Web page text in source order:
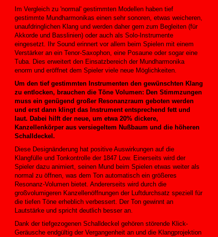
Im Vergleich zu 'normal' gestimmten Modellen haben tief
gestimmte Mundharmonikas einen sehr sonoren, etwas weicheren,
unaufdringlichen Klang und werden daher gern zum Begleiten (für
Akkorde und Basslinien) oder auch als Solo-Instrumente
eingesetzt. Ihr Sound erinnert vor allem beim Spielen mit einem
Verstärker an ein Tenor-Saxophon, eine Posaune oder sogar eine
Tuba. Dies erweitert den Einsatzbereich der Mundharmonika
enorm und eröffnet dem Spieler viele neue Möglichkeiten.
Um den tief gestimmten Instrumenten den gewünschten Klang
zu entlocken, brauchen die Töne Volumen: Den Stimmzungen
muss ein genügend großer Resonanzraum geboten werden
und erst dann klingt das Instrument entsprechend fett und
laut. Dabei hilft der neue, um etwa 20% dickere,
Kanzellenkörper aus versiegeltem Nußbaum und die höheren
Schalldeckel.
Diese Designänderung hat positive Auswirkungen auf die
Klangfülle und Tonkontrolle der 1847 Low. Einerseits wird der
Spieler dazu animiert, seinen Mund beim Spielen etwas weiter als
normal zu öffnen, was dem Ton automatisch ein größeres
Resonanz-Volumen bietet. Andererseits wird durch die
großvolumigeren Kanzellenöffnungen der Luftdurchsatz speziell für
die tiefen Töne erheblich verbessert. Der Ton gewinnt an
Lautstärke und spricht deutlich besser an.
Dank der tiefgezogenen Schalldeckel gehören störende Klick-
Geräusche endgültig der Vergangenheit an und die Klangprojektion